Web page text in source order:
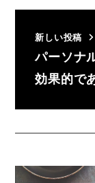
新しい投稿
パーソナ
効果的で